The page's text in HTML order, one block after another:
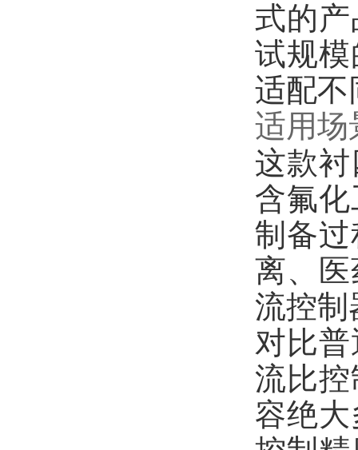
式的
试规
适配不
适用场
这款
含氟
制备
离、
流控制
对比
流比
容绝